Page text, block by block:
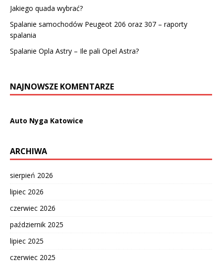
Jakiego quada wybrać?
Spalanie samochodów Peugeot 206 oraz 307 – raporty
spalania
Spalanie Opla Astry – Ile pali Opel Astra?
NAJNOWSZE KOMENTARZE
Auto Nyga Katowice
ARCHIWA
sierpień 2026
lipiec 2026
czerwiec 2026
październik 2025
lipiec 2025
czerwiec 2025